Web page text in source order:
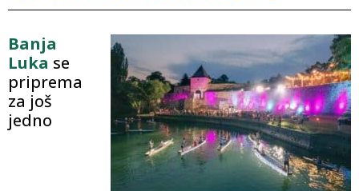
Banja
Luka se
priprema
za još
jedno